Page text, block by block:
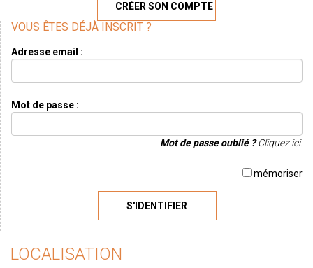
CRÉER SON COMPTE
VOUS ÊTES DÉJÀ INSCRIT ?
Adresse email :
Mot de passe :
Mot de passe oublié ?Cliquez ici.
mémoriser
S'IDENTIFIER
LOCALISATION